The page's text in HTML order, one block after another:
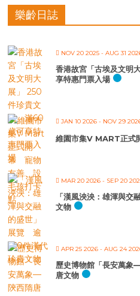
樂齡日誌
NOV 20 2025 - AUG 31
香港故宮「古埃及文
享特惠門票入場
JAN 10 2026 - NOV 29
維園市集V MART正式
MAR 20 2026 - SEP 20
「漢風泱泱：雄渾與
文物
APR 25 2026 - AUG 24
歷史博物館「長安萬象
唐文物